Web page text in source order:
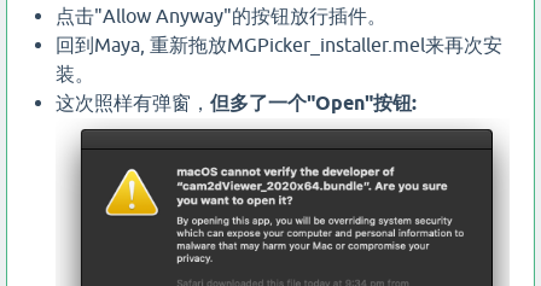
点击"Allow Anyway"的按钮放行插件。
回到Maya, 重新拖放MGPicker_installer.mel来再次安
装。
这次照样有弹窗， 但多了一个"Open"按钮: